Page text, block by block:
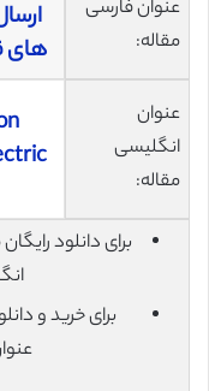
عنوان فارسی
مقاله:
های
عنوان
انگلیسی
مقاله:
برای خرید و